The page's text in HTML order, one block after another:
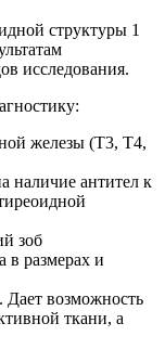
структуры 1
исследования.
железы (Т3, Т4,
наличие антител к
зоб
в размерах и
возможность
ткани, а